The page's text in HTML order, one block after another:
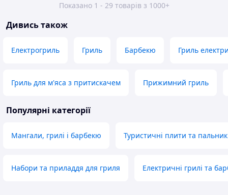
Показано 1 - 29 товарів з 1000+
Дивись також
Електрогриль Гриль Барбекю Гриль
Гриль для м'яса з притискачем Прижимний гриль
Популярні категорії
Мангали, грилі і барбекю Туристичні плити та
Набори та приладдя для гриля Електричні грилі та